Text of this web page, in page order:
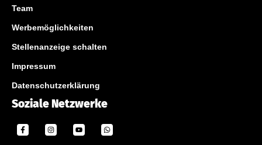
Team
Werbemöglichkeiten
Stellenanzeige schalten
Impressum
Datenschutzerklärung
Soziale Netzwerke